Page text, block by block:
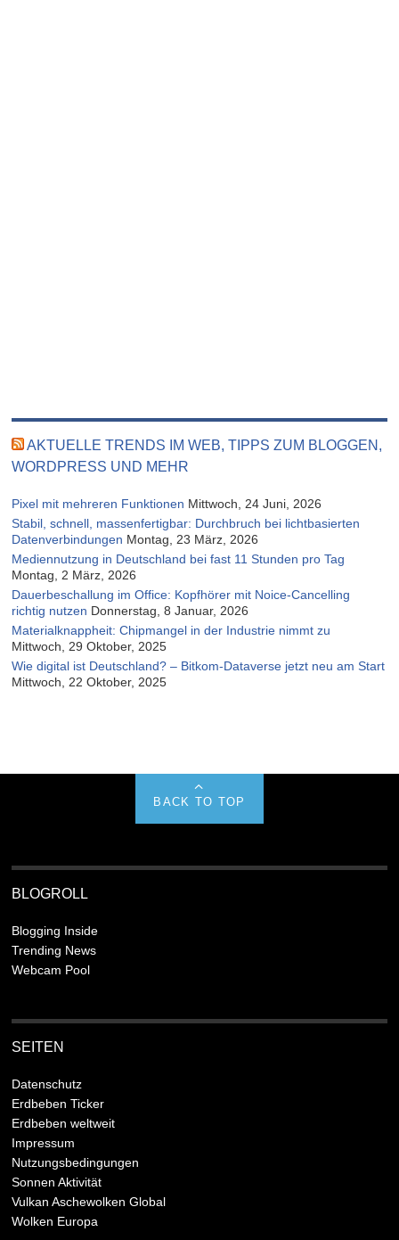
AKTUELLE TRENDS IM WEB, TIPPS ZUM BLOGGEN,
WORDPRESS UND MEHR
Pixel mit mehreren Funktionen Mittwoch, 24 Juni, 2026
Stabil, schnell, massenfertigbar: Durchbruch bei lichtbasierten
Datenverbindungen Montag, 23 März, 2026
Mediennutzung in Deutschland bei fast 11 Stunden pro Tag
Montag, 2 März, 2026
Dauerbeschallung im Office: Kopfhörer mit Noice-Cancelling
richtig nutzen Donnerstag, 8 Januar, 2026
Materialknappheit: Chipmangel in der Industrie nimmt zu
Mittwoch, 29 Oktober, 2025
Wie digital ist Deutschland? – Bitkom-Dataverse jetzt neu am Start
Mittwoch, 22 Oktober, 2025
BACK TO TOP
BLOGROLL
Blogging Inside
Trending News
Webcam Pool
SEITEN
Datenschutz
Erdbeben Ticker
Erdbeben weltweit
Impressum
Nutzungsbedingungen
Sonnen Aktivität
Vulkan Aschewolken Global
Wolken Europa